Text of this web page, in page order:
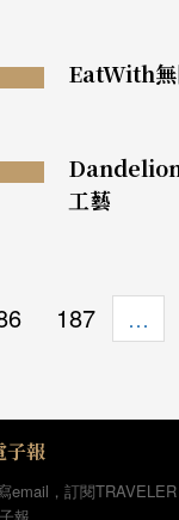
EatWith無
工藝
187 …
子報
email，訂閱TRAVELER